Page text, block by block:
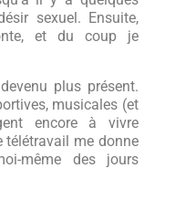
sexuel. Ensuite,
et du coup je
plus présent.
musicales (et
encore à vivre
télétravail me donne
même des jours